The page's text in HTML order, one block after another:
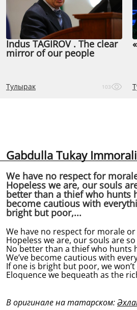
Indus TAGIROV . The clear
mirror of our people
Тулырак 103
Gabdulla Tukay
We have no respect for
Hopeless we are, our souls
better than a thief who hunts
become cautious with
bright but poor,...
We have no respect for morale or
Hopeless we are, our souls are
No better than a thief who hunts
We’ve become cautious with
If one is bright but poor, we won’t
Eloquence we bequeath as the
В оригинале на татарском: